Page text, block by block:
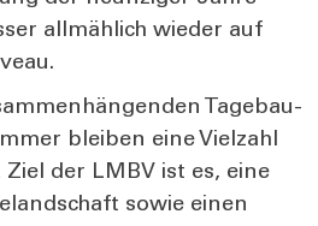
all­mäh­lich wie­der auf
Tage­bau­
blei­ben eine Viel­zahl
der LMBV ist es, eine
sowie einen